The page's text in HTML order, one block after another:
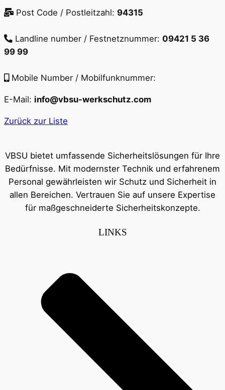
Post Code / Postleitzahl: 94315
Landline number / Festnetznummer: 09421 5 36
99 99
Mobile Number / Mobilfunknummer:
E-Mail: info@vbsu-werkschutz.com
Zurück zur Liste
VBSU bietet umfassende Sicherheitslösungen für Ihre
Bedürfnisse. Mit modernster Technik und erfahrenem
Personal gewährleisten wir Schutz und Sicherheit in
allen Bereichen. Vertrauen Sie auf unsere Expertise
für maßgeschneiderte Sicherheitskonzepte.
LINKS